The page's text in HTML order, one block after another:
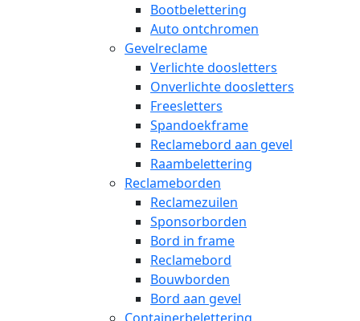
Bootbelettering
Auto ontchromen
Gevelreclame
Verlichte doosletters
Onverlichte doosletters
Freesletters
Spandoekframe
Reclamebord aan gevel
Raambelettering
Reclameborden
Reclamezuilen
Sponsorborden
Bord in frame
Reclamebord
Bouwborden
Bord aan gevel